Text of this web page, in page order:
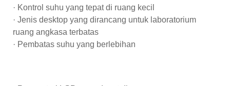
· Kontrol suhu yang tepat di ruang kecil
· Jenis desktop yang dirancang untuk laboratorium
ruang angkasa terbatas
· Pembatas suhu yang berlebihan